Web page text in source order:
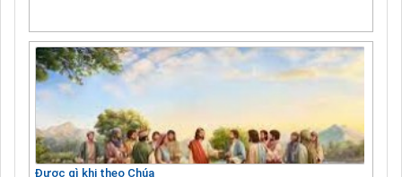
Được gì khi theo Chúa